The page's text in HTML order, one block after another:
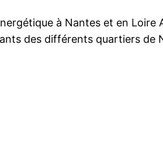
à Nantes et en Loire
des différents quartiers de